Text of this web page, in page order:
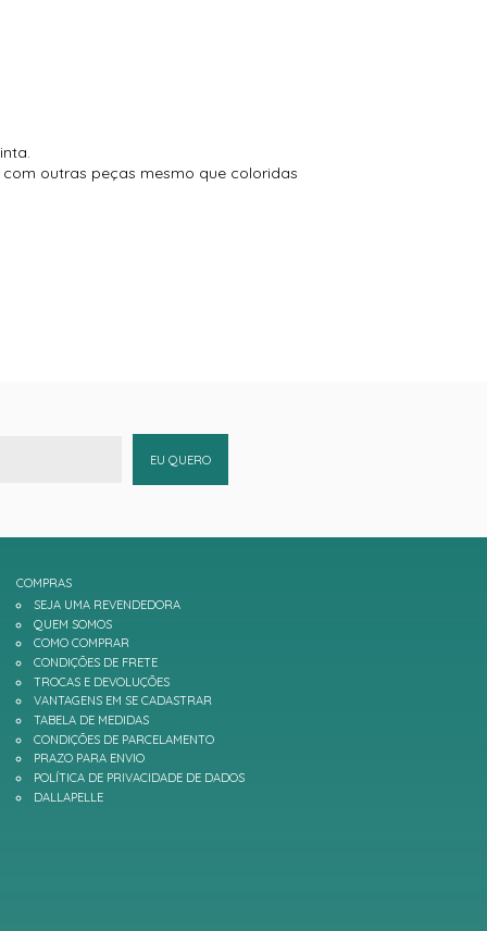
outras peças mesmo que coloridas
EU QUERO
COMPRAS
SEJA UMA REVENDEDORA
QUEM SOMOS
COMO COMPRAR
CONDIÇÕES DE FRETE
TROCAS E DEVOLUÇÕES
VANTAGENS EM SE CADASTRAR
TABELA DE MEDIDAS
CONDIÇÕES DE PARCELAMENTO
PRAZO PARA ENVIO
POLÍTICA DE PRIVACIDADE DE DADOS
DALLAPELLE